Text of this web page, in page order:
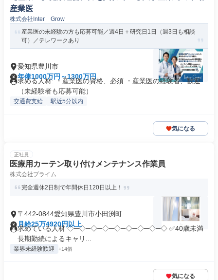
産業医
株式会社Inter Grow
産業医の未経験の方も応募可能／週4日＋研究日1日（週3日も相談
可）／テレワークあり
愛知県豊川市
年俸1000万円～1300万円
求める人材: ・産業医の資格、必須 ・産業医の経験者、歓迎
（未経験者も応募可能）
交通費支給 駅近5分以内
気になる
正社員
医療用カーテン取り付けメンテナンス作業員
株式会社プライム
完全週休2日制で年間休日120日以上！
〒442-0844愛知県豊川市小田渕町
月給25万4920円以上
求めている人材 ◇─◇─◇─◇─◇─◇─◇─◇─◇ ✅40歳未満
長期勤続によるキャリ...
業界未経験歓迎 +14個
気になる